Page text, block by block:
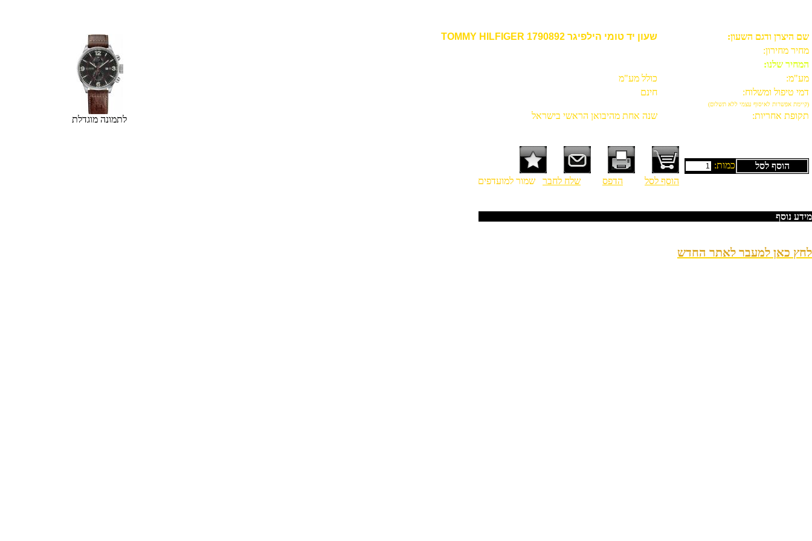
שם היצרן ודגם השעון:
שעון יד טומי הילפיגר TOMMY HILFIGER 1790892
מחיר מחירון:
המחיר שלנו:
מע"מ:
כולל מע"מ
דמי טיפול ומשלוח:
חינם
(קיימת אפשרות לאיסוף עצמי ללא תשלום)
תקופת אחריות: שנה אחת מהיבואן הראשי בישראל
הוסף לסל
כמות:
הוסף לסל
הדפס שלח לחבר שמור למועדפים
לתמונה מוגדלת
מידע נוסף
לחץ כאן למעבר לאתר החדש